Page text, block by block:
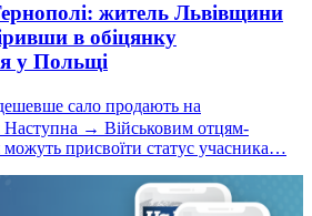
житель Львівщини
в обіцянку
у Польщі
сало продають на
Наступна → Військовим отцям-
присвоїти статус учасника…